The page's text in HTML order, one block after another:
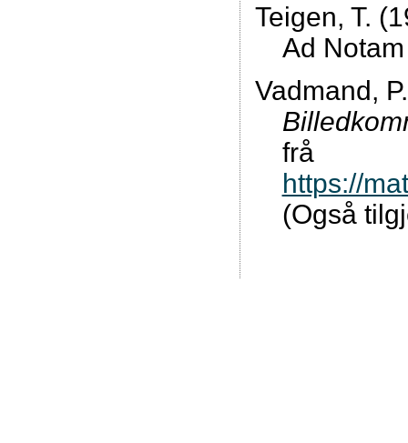
Teigen, T.
Ad
Vadmand,
frå
https://
(Også